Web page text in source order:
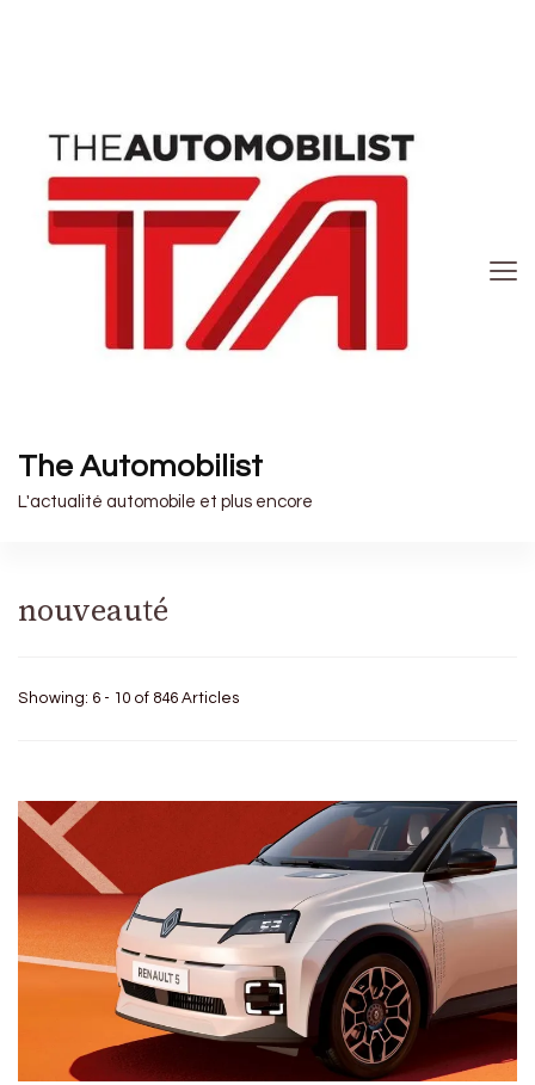
The Automobilist
L'actualité automobile et plus encore
nouveauté
Showing: 6 - 10 of 846 Articles